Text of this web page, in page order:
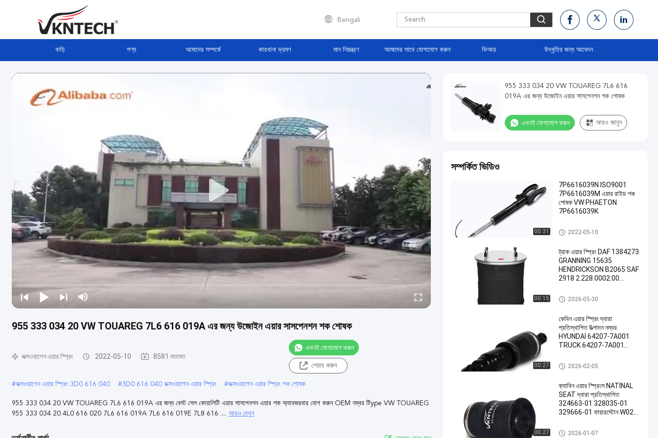
Bengali
বাড়ি পণ্য আমাদের সম্পর্কে কারখানা ভ্রমণ মান নিয়ন্ত্রণ আমাদের সাথে যোগাযোগ করুন ভিআর উদ্ধৃতির জন্য আবেদন
955 333 034 20 VW TOUAREG 7L6 616 019A এর জন্য উজোইন এয়ার সাসপেনশন শক শোষক
ভক্সওয়াগেন এয়ার স্প্রিং 2022-05-10 8581 মতামত
এখনই যোগাযোগ করুন
শেয়ার করুন
#ভক্সওয়াগেন এয়ার স্প্রিং 3D0 616 040 #3D0 616 040 ভক্সওয়াগেন এয়ার স্প্রিং #ভক্সওয়াগেন এয়ার স্প্রিং শক শোষক
955 333 034 20 VW TOUAREG 7L6 616 019A এর জন্য বেস্ট সেল কোয়ালিটি এয়ার সাসপেনশন এয়ার শক অ্যাবজরবার যোগ করুন OEM নম্বর টিype VW TOUAREG
955 333 034 20 4L0 616 020 7L6 616 019A 7L6 616 019E 7L8 616 .... আরও দেখুন
955 333 034 20 VW TOUAREG 7L6 616
019A এর জন্য উজোইন এয়ার সাসপেনশন শক শোষক
এখনই যোগাযোগ করুন আরও জানুন
সম্পর্কিত ভিডিও
00:31
7P6616039N ISO9001
7P6616039M এয়ার রাইড শক
শোষক VW PHAETON
7P6616039K
ভক্সওয়াগেন এয়ার স্প্রিং
2022-05-10
00:15
ট্রাক এয়ার স্প্রিং DAF 1384273
GRANNING 15635
HENDRICKSON B2065 SAF
2918 2.228.0002.00
ফায়ারস্টোন W01-M58-6345
W01-M58-8775 গুডইয়ার
1K6345 দ্বারা প্রতিস্থাপিত
ট্রাক এয়ার স্প্রিং
2026-05-30
00:27
কেবিন এয়ার স্প্রিং দ্বারা
প্রতিস্থাপিত উত্পাদন নম্বর
HYUNDAI 64207-7A001
TRUCK 64207-7A001
কেবিন এয়ার স্প্রিংস
2026-02-05
00:27
ক্যাবিন এয়ার স্প্রিংস NATINAL
SEAT দ্বারা প্রতিস্থাপিত
324663-01 328035-01
329666-01 ফায়ারস্টোন W02-
W02-N19-7084
কেবিন এয়ার স্প্রিংস
2026-01-07